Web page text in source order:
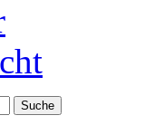
Suche